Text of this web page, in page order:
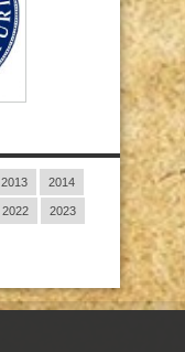
2013 2014
2022 2023